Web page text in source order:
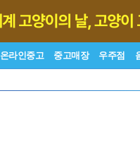
온라인중고 중고매장 우주점